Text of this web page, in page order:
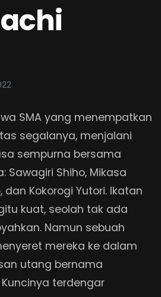
SMA yang menempatkan
segalanya, menjalani
sempurna bersama
Sawagiri Shiho, Mikasa
dan Kokorogi Yutori. Ikatan
kuat, seolah tak ada
Namun sebuah
mereka ke dalam
utang bernama
terdengar